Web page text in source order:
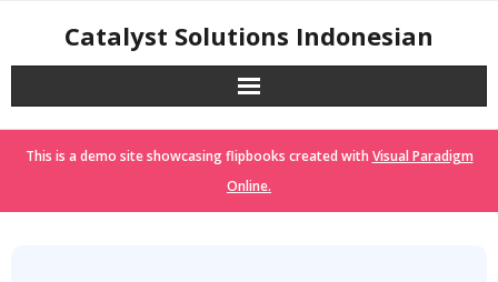
Catalyst Solutions Indonesian
This is a demo site showcasing flipbooks created with Visual Paradigm
Online.